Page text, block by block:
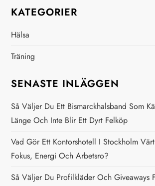
ä
g
g
s
n
a
v
i
KATEGORIER
Hälsa
Träning
SENASTE INLÄGGEN
Så Väljer Du Ett Bismarckhalsband Som
Länge Och Inte Blir Ett Dyrt Felköp
Vad Gör Ett Kontorshotell I Stockholm
Fokus, Energi Och Arbetsro?
Så Väljer Du Profilkläder Och Giveaways